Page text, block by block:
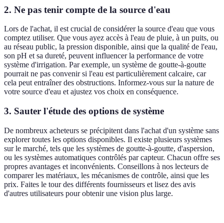
2. Ne pas tenir compte de la source d'eau
Lors de l'achat, il est crucial de considérer la source d'eau que vous
comptez utiliser. Que vous ayez accès à l'eau de pluie, à un puits, ou
au réseau public, la pression disponible, ainsi que la qualité de l'eau,
son pH et sa dureté, peuvent influencer la performance de votre
système d'irrigation. Par exemple, un système de goutte-à-goutte
pourrait ne pas convenir si l'eau est particulièrement calcaire, car
cela peut entraîner des obstructions. Informez-vous sur la nature de
votre source d'eau et ajustez vos choix en conséquence.
3. Sauter l'étude des options de système
De nombreux acheteurs se précipitent dans l'achat d'un système sans
explorer toutes les options disponibles. Il existe plusieurs systèmes
sur le marché, tels que les systèmes de goutte-à-goutte, d'aspersion,
ou les systèmes automatiques contrôlés par capteur. Chacun offre ses
propres avantages et inconvénients. Conseillons à nos lecteurs de
comparer les matériaux, les mécanismes de contrôle, ainsi que les
prix. Faites le tour des différents fournisseurs et lisez des avis
d'autres utilisateurs pour obtenir une vision plus large.